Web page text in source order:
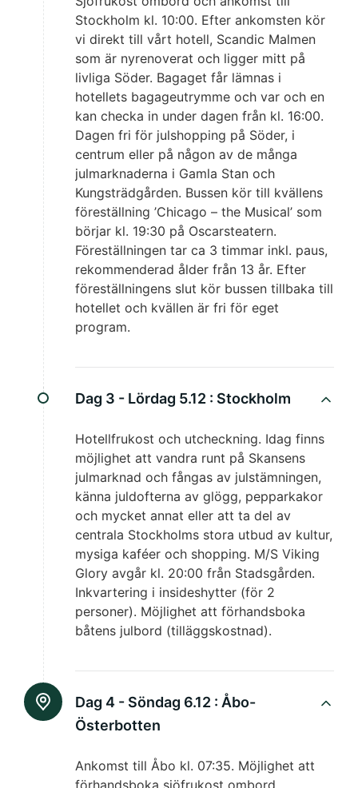
Stockholm kl. 10:00. Efter ankomsten kör
vi direkt till vårt hotell, Scandic Malmen
som är nyrenoverat och ligger mitt på
livliga Söder. Bagaget får lämnas i
hotellets bagageutrymme och var och en
kan checka in under dagen från kl. 16:00.
Dagen fri för julshopping på Söder, i
centrum eller på någon av de många
julmarknaderna i Gamla Stan och
Kungsträdgården. Bussen kör till kvällens
föreställning ’Chicago – the Musical’ som
börjar kl. 19:30 på Oscarsteatern.
Föreställningen tar ca 3 timmar inkl. paus,
rekommenderad ålder från 13 år. Efter
föreställningens slut kör bussen tillbaka till
hotellet och kvällen är fri för eget
program.
Dag 3 - Lördag 5.12 : Stockholm
Hotellfrukost och utcheckning. Idag finns
möjlighet att vandra runt på Skansens
julmarknad och fångas av julstämningen,
känna juldofterna av glögg, pepparkakor
och mycket annat eller att ta del av
centrala Stockholms stora utbud av kultur,
mysiga kaféer och shopping. M/S Viking
Glory avgår kl. 20:00 från Stadsgården.
Inkvartering i insideshytter (för 2
personer). Möjlighet att förhandsboka
båtens julbord (tilläggskostnad).
Dag 4 - Söndag 6.12 : Åbo-
Österbotten
Ankomst till Åbo kl. 07:35. Möjlighet att